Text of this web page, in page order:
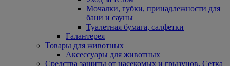
Мочалки, губки, принадлежности для
бани и сауны
Туалетная бумага, салфетки
Галантерея
Товары для животных
Аксессуары для животных
Средства защиты от насекомых и грызунов. Сетка